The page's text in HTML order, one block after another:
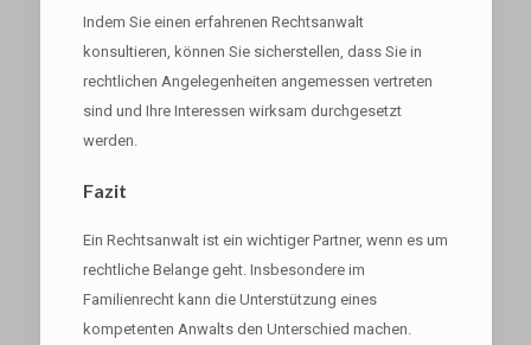
Indem Sie einen erfahrenen Rechtsanwalt
konsultieren, können Sie sicherstellen, dass Sie in
rechtlichen Angelegenheiten angemessen vertreten
sind und Ihre Interessen wirksam durchgesetzt
werden.
Fazit
Ein Rechtsanwalt ist ein wichtiger Partner, wenn es um
rechtliche Belange geht. Insbesondere im
Familienrecht kann die Unterstützung eines
kompetenten Anwalts den Unterschied machen.